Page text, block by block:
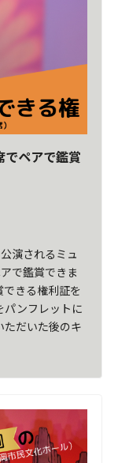
でペアで鑑賞
演されるミュ
で鑑賞できま
きる権利証を
パンフレットに
だいた後のキ